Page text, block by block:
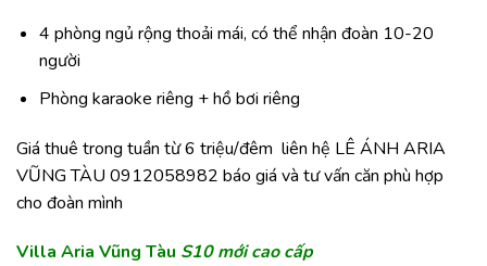
4 phòng ngủ rộng thoải mái, có thể nhận đoàn 10-20
người
Phòng karaoke riêng + hồ bơi riêng
Giá thuê trong tuần từ 6 triệu/đêm liên hệ LÊ ÁNH ARIA
VŨNG TÀU 0912058982 báo giá và tư vấn căn phù hợp
cho đoàn mình
Villa Aria Vũng Tàu S10 mới cao cấp